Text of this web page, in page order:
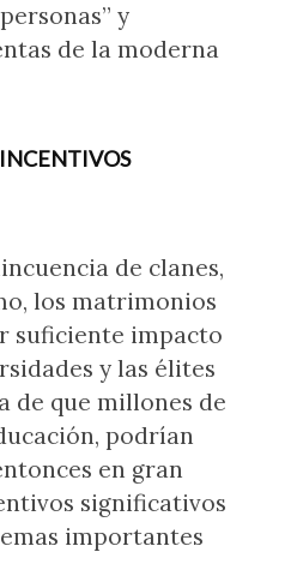
y
de la moderna
de clanes,
los matrimonios
suficiente impacto
y las élites
de que millones de
podrían
en gran
significativos
importantes